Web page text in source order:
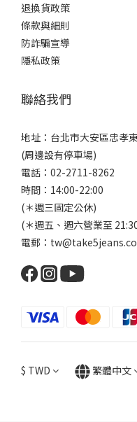
退換貨政策
條款與細則
防詐騙宣導
隱私政策
聯絡我們
地址：台北市大安區忠孝
(周邊設有停車場)
電話：02-2711-8262
時間：14:00-22:00
(＊週三固定公休)
(＊週五、週六營業至
電郵：
$ TWD 繁體中文